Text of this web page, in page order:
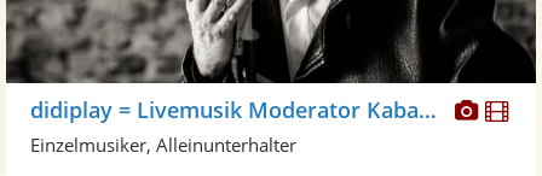
didiplay = Livemusik Moderator Kabarett
Einzelmusiker, Alleinunterhalter